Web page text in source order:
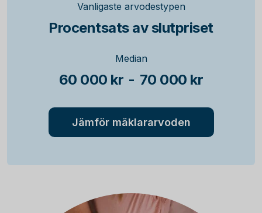
Vanligaste arvodestypen
Procentsats av slutpriset
Median
60 000 kr - 70 000 kr
Jämför mäklararvoden